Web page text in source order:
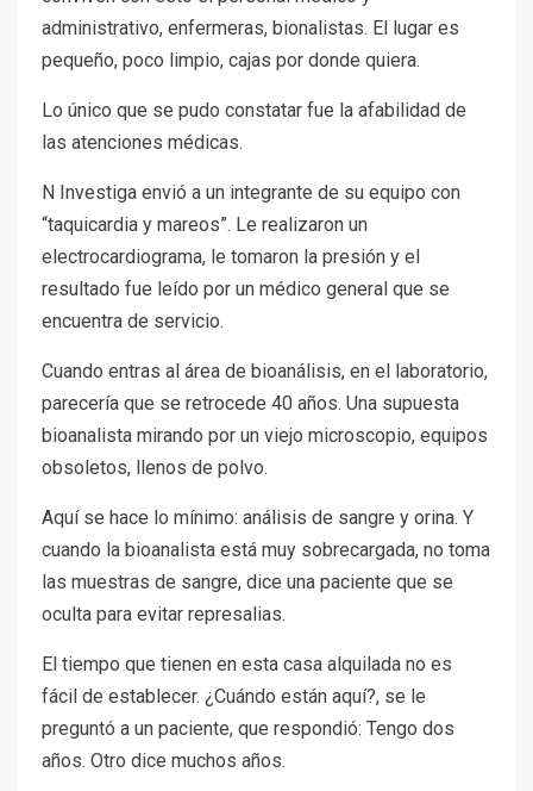
administrativo, enfermeras, bionalistas. El lugar es
pequeño, poco limpio, cajas por donde quiera.
Lo único que se pudo constatar fue la afabilidad de
las atenciones médicas.
N Investiga envió a un integrante de su equipo con
“taquicardia y mareos”. Le realizaron un
electrocardiograma, le tomaron la presión y el
resultado fue leído por un médico general que se
encuentra de servicio.
Cuando entras al área de bioanálisis, en el laboratorio,
parecería que se retrocede 40 años. Una supuesta
bioanalista mirando por un viejo microscopio, equipos
obsoletos, llenos de polvo.
Aquí se hace lo mínimo: análisis de sangre y orina. Y
cuando la bioanalista está muy sobrecargada, no toma
las muestras de sangre, dice una paciente que se
oculta para evitar represalias.
El tiempo que tienen en esta casa alquilada no es
fácil de establecer. ¿Cuándo están aquí?, se le
preguntó a un paciente, que respondió: Tengo dos
años. Otro dice muchos años.